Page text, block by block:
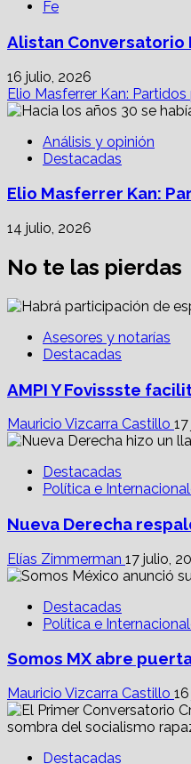
Fe
Alistan Conversatorio
16 julio, 2026
Elio Masferrer Kan:
Análisis y opinión
Destacadas
Elio Masferrer Kan:
14 julio, 2026
No te las pierdas
Asesores y notarías
Destacadas
AMPI Y Fovissste
Mauricio Vizcarra Castillo
Destacadas
Política e
Nueva Derecha
Elías Zimmerman 17 julio,
Destacadas
Política e
Somos MX abre
Mauricio Vizcarra Castillo
Destacadas